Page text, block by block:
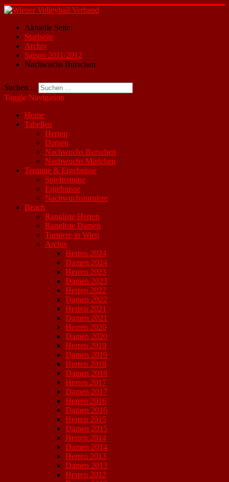
Aktuelle Seite:
Startseite
Archiv
Saison 2011/2012
Nachwuchs Burschen
Suchen ...
Toggle Navigation
Home
Tabellen
Herren
Damen
Nachwuchs Burschen
Nachwuchs Mädchen
Termine & Ergebnisse
Spieltermine
Ergebnisse
Nachwuchsturniere
Beach
Rangliste Herren
Rangliste Damen
Turniere in Wien
Archiv
Herren 2024
Damen 2024
Herren 2023
Damen 2023
Herren 2022
Damen 2022
Herren 2021
Damen 2021
Herren 2020
Damen 2020
Herren 2019
Damen 2019
Herren 2018
Damen 2018
Herren 2017
Damen 2017
Herren 2016
Damen 2016
Herren 2015
Damen 2015
Herren 2014
Damen 2014
Herren 2013
Damen 2013
Herren 2012